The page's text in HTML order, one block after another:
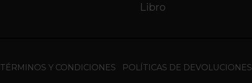
Libro
TÉRMINOS Y CONDICIONES POLÍTICAS DE DEVOLUCIONES